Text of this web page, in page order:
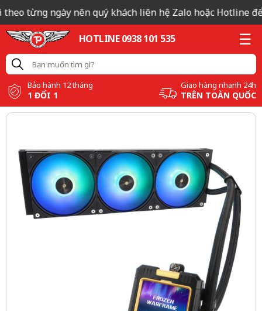
từng ngày nên quý khách liên hệ Zalo hoặc Hotline để
HOTLINE 0938 101 535
Bảo hành 12 tháng
1 ĐỔI 1
Giao hàng nhanh 24h
TRÊN TOÀN QUỐC